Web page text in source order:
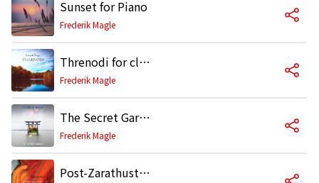
Sunset for Piano
Frederik Magle
Threnodi for clarinet and organ
Frederik Magle
The Secret Garden
Frederik Magle
Post-Zarathustra (Prolog)